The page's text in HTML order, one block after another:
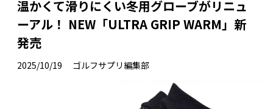
温かくて滑りにくい冬用グローブがリニュ
ーアル！ NEW「ULTRA GRIP WARM」新
発売
2025/10/19 ゴルフサプリ編集部